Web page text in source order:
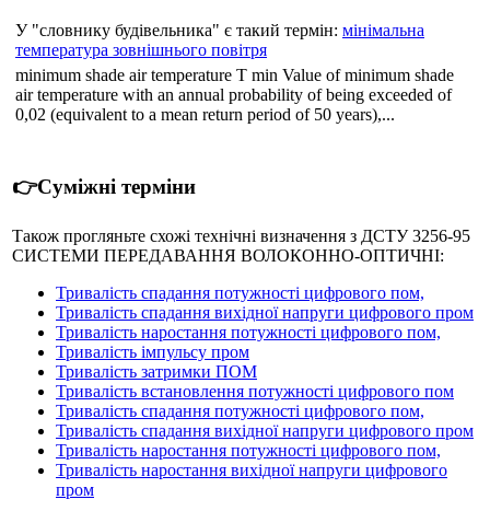
У "словнику будівельника" є такий термін: мінімальна
температура зовнішнього повітря
minimum shade air temperature T min Value of minimum shade
air temperature with an annual probability of being exceeded of
0,02 (equivalent to a mean return period of 50 years),...
👉Суміжні терміни
Також прогляньте схожі технічні визначення з ДСТУ 3256-95
СИСТЕМИ ПЕРЕДАВАННЯ ВОЛОКОННО-ОПТИЧНI:
Тривалість спадання потужності цифрового пом,
Тривалість спадання вихідної напруги цифрового пром
Тривалість наростання потужності цифрового пом,
Тривалість імпульсу пром
Тривалість затримки ПОМ
Тривалість встановлення потужності цифрового пом
Тривалість спадання потужності цифрового пом,
Тривалість спадання вихідної напруги цифрового пром
Тривалість наростання потужності цифрового пом,
Тривалість наростання вихідної напруги цифрового
пром